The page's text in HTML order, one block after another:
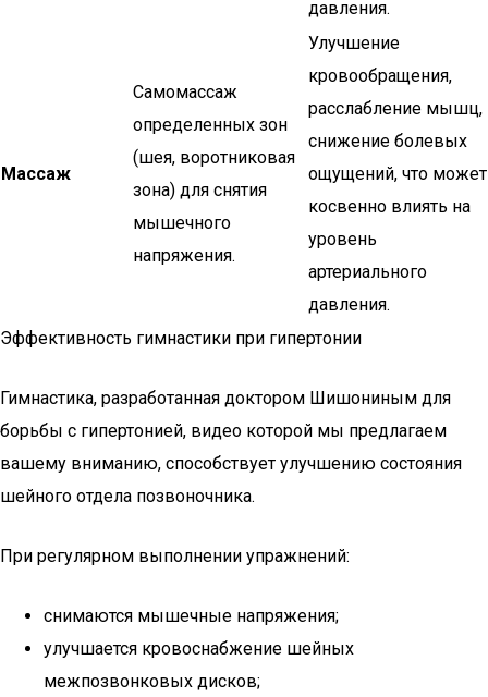
давления.
Массаж
Самомассаж
определенных зон
(шея, воротниковая
зона) для снятия
мышечного
напряжения.
Улучшение
кровообращения,
расслабление мышц,
снижение болевых
ощущений, что может
косвенно влиять на
уровень
артериального
давления.
Эффективность гимнастики при гипертонии
Гимнастика, разработанная доктором Шишониным для
борьбы с гипертонией, видео которой мы предлагаем
вашему вниманию, способствует улучшению состояния
шейного отдела позвоночника.
При регулярном выполнении упражнений:
снимаются мышечные напряжения;
улучшается кровоснабжение шейных
межпозвонковых дисков;